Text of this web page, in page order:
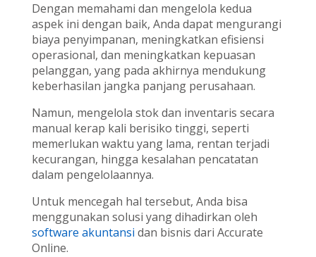
Dengan memahami dan mengelola kedua
aspek ini dengan baik, Anda dapat mengurangi
biaya penyimpanan, meningkatkan efisiensi
operasional, dan meningkatkan kepuasan
pelanggan, yang pada akhirnya mendukung
keberhasilan jangka panjang perusahaan.
Namun, mengelola stok dan inventaris secara
manual kerap kali berisiko tinggi, seperti
memerlukan waktu yang lama, rentan terjadi
kecurangan, hingga kesalahan pencatatan
dalam pengelolaannya.
Untuk mencegah hal tersebut, Anda bisa
menggunakan solusi yang dihadirkan oleh
software akuntansi dan bisnis dari Accurate
Online.